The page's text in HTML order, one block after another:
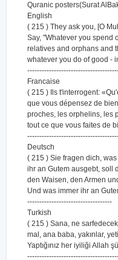
Quranic posters(Surat
English
( 215 ) They ask you, [O
Say, "Whatever you spend
relatives and orphans and
whatever you do of good -
Francaise
( 215 ) Ils t'interrogent:
que vous dépensez de
proches, les orphelins, les
tout ce que vous faites de
Deutsch
( 215 ) Sie fragen dich,
ihr an Gutem ausgebt,
den Waisen, den Armen
Und was immer ihr an
-----------------------------------
Turkish
( 215 ) Sana, ne
mal, ana baba, yakınlar,
Yaptığınız her iyiliği Allah